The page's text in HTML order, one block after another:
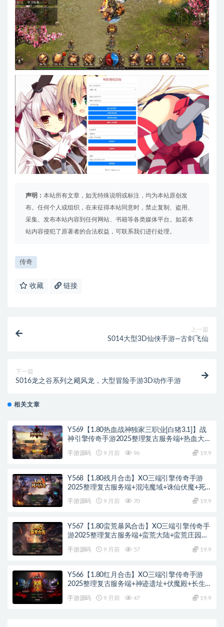
声明： 本站所有文章，如无特殊说明或标注，均为本站原创发
布。任何个人或组织，在未征得本站同意时，禁止复制、盗用、
采集、发布本站内容到任何网站、书籍等各类媒体平台。如若本
站内容侵犯了原著者的合法权益，可联系我们进行处理。
传奇
收藏 链接
上一篇
S014大型3D仙侠手游—古剑飞仙
下一篇
S016龙之谷系列之飓风龙，大型冒险手游3D动作手游
相关文章
Y569【1.80热血战神独家三职业[白猪3.1]】战
神引擎传奇手游2025整理复古服务端+热血大陆
手游源码 9 月前 96 19.9
Y568【1.80残月合击】XO三端引擎传奇手游
2025整理复古服务端+混沌魔域+诛仙伏魔+死
手游源码 9 月前 70 19.9
Y567【1.80蛮荒暴风合击】XO三端引擎传奇手
游2025整理复古服务端+蛮荒大陆+蛮荒庄园
手游源码 9 月前 57 19.9
Y566【1.80红月合击】XO三端引擎传奇手游
2025整理复古服务端+神迹遗址+伏魔殿+长生
手游源码 9 月前 47 19.9